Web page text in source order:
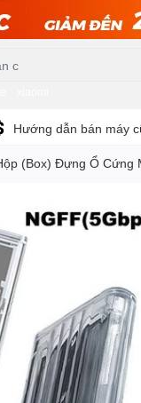
Hướng dẫn bán máy
(Box) Đựng Ổ Cứng